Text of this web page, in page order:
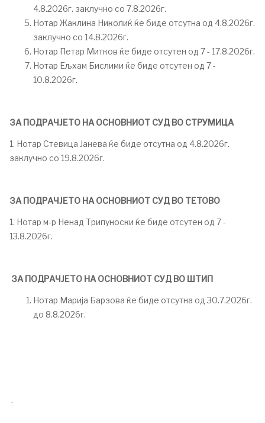
4.8.2026г. заклучно со 7.8.2026г.
Нотар Жаклина Николиќ ќе биде отсутна од 4.8.2026г.
заклучно со 14.8.2026г.
Нотар Петар Митков ќе биде отсутен од 7 - 17.8.2026г.
Нотар Ељхам Бислими ќе биде отсутен од 7 -
10.8.2026г.
ЗА ПОДРАЧЈЕТО НА ОСНОВНИОТ СУД ВО СТРУМИЦА
1. Нотар Стевица Јанева ќе биде отсутна од 4.8.2026г.
заклучно со 19.8.2026г.
ЗА ПОДРАЧЈЕТО НА ОСНОВНИОТ СУД ВО TETOВО
1. Нотар м-р Ненад Трипуноски ќе биде отсутен од 7 -
13.8.2026г.
ЗА ПОДРАЧЈЕТО НА ОСНОВНИОТ СУД ВО ШТИП
Нотар Марија Барзова ќе биде отсутна од 30.7.2026г.
до 8.8.2026г.
.